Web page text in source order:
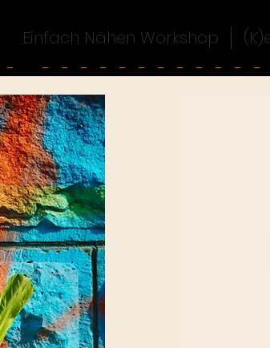
Einfach Nähen Workshop